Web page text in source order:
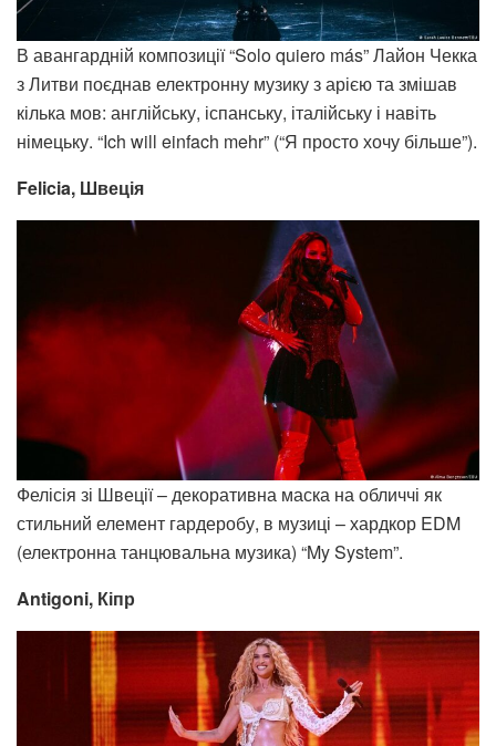
В авангардній композиції “Solo quiero más” Лайон Чекка
з Литви поєднав електронну музику з арією та змішав
кілька мов: англійську, іспанську, італійську і навіть
німецьку. “Ich will einfach mehr” (“Я просто хочу більше”).
Felicia, Швеція
Фелісія зі Швеції – декоративна маска на обличчі як
стильний елемент гардеробу, в музиці – хардкор EDM
(електронна танцювальна музика) “My System”.
Antigoni, Кіпр